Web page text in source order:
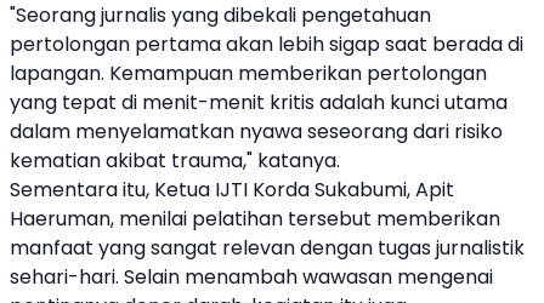
"Seorang jurnalis yang dibekali pengetahuan
pertolongan pertama akan lebih sigap saat berada di
lapangan. Kemampuan memberikan pertolongan
yang tepat di menit-menit kritis adalah kunci utama
dalam menyelamatkan nyawa seseorang dari risiko
kematian akibat trauma," katanya.
Sementara itu, Ketua IJTI Korda Sukabumi, Apit
Haeruman, menilai pelatihan tersebut memberikan
manfaat yang sangat relevan dengan tugas jurnalistik
sehari-hari. Selain menambah wawasan mengenai